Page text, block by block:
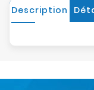
Description